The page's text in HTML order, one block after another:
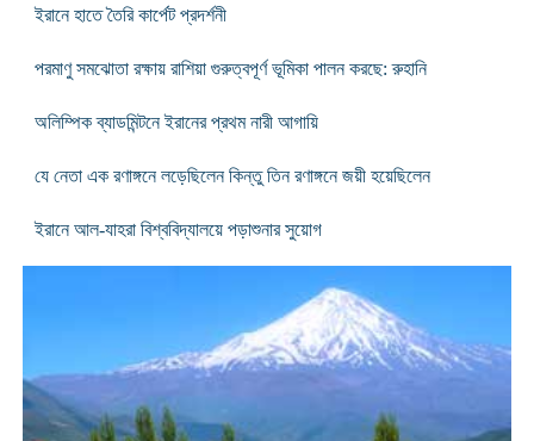
ইরানে হাতে তৈরি কার্পেট প্রদর্শনী
পরমাণু সমঝোতা রক্ষায় রাশিয়া গুরুত্বপূর্ণ ভূমিকা পালন করছে: রুহানি
অলিম্পিক ব্যাডমিন্টনে ইরানের প্রথম নারী আগায়ি
যে নেতা এক রণাঙ্গনে লড়েছিলেন কিন্তু তিন রণাঙ্গনে জয়ী হয়েছিলেন
ইরানে আল-যাহরা বিশ্ববিদ্যালয়ে পড়াশুনার সুয়োগ